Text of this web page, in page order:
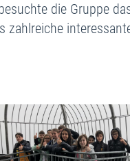
die Gruppe
zahlreiche